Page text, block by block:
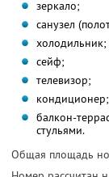
зеркало;
санузел
холодильник;
сейф;
телевизор;
кондиционер;
балкон-
стульями.
Общая площадь